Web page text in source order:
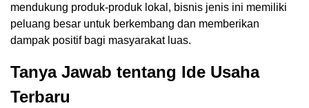
mendukung produk-produk lokal, bisnis jenis ini memiliki
peluang besar untuk berkembang dan memberikan
dampak positif bagi masyarakat luas.
Tanya Jawab tentang Ide Usaha
Terbaru